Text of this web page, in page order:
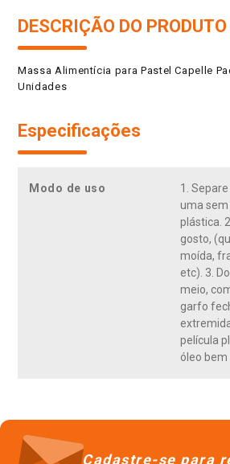
DESCRIÇÃO DO PRODUTO
Massa Alimentícia para Pastel Capelle
Unidades
Especificações
Modo de uso
1.
uma sem
plástica.
gosto,
moída,
etc). 3.
meio,
garfo
película
óleo bem
Cadastre-se para